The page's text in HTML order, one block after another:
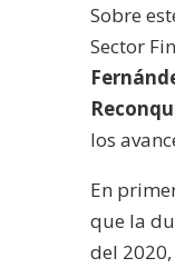
Sobre
Sector
los
En
que la
del